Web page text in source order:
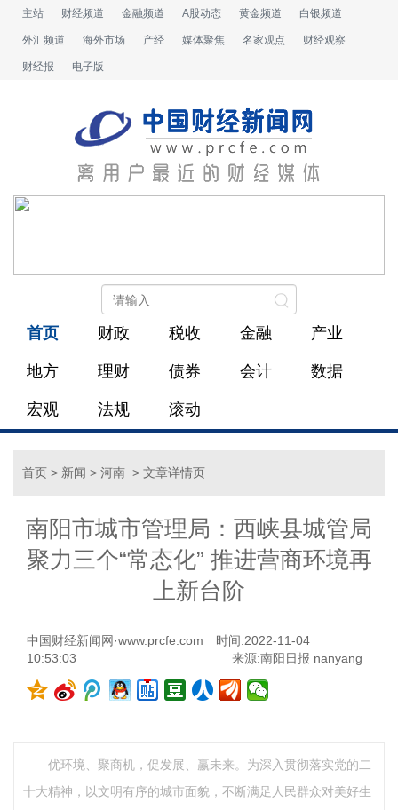
主站 财经频道 金融频道 A股动态 黄金频道 白银频道
外汇频道 海外市场 产经 媒体聚焦 名家观点 财经观察
财经报 电子版
首页 财政 税收 金融 产业
地方 理财 债券 会计 数据
宏观 法规 滚动
首页 > 新闻 > 河南 > 文章详情页
南阳市城市管理局：西峡县城管局
聚力三个“常态化” 推进营商环境再
上新台阶
中国财经新闻网·www.prcfe.com
时间:2022-11-04
10:53:03
来源:南阳日报 nanyang
优环境、聚商机，促发展、赢未来。为深入贯彻落实党的二
十大精神，以文明有序的城市面貌，不断满足人民群众对美好生